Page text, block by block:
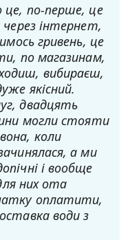
по-перше, це
інтернет,
гривень, це
по магазинам,
вибираєш,
якісний.
двадцять
могли стояти
коли
а ми
і вообще
них ота
оплатити,
води з